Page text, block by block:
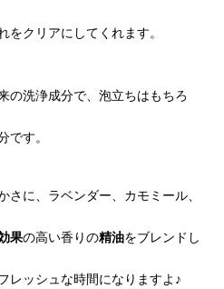
をクリアにしてくれます。
の洗浄成分で、泡立ちはもちろ
です。
さに、ラベンダー、カモミール、
果の高い香りの精油をブレンドし
レッシュな時間になりますよ♪